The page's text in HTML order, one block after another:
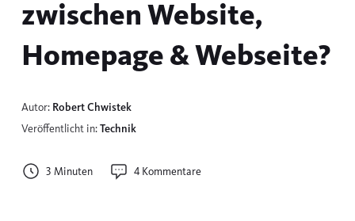
zwischen Website,
Homepage & Webseite?
Autor: Robert Chwistek
Veröffentlicht in:Technik
3 Minuten 4 Kommentare